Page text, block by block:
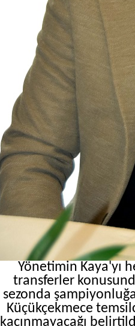
Yönetimin Kaya'yı
transferler
sezonda
Küçükçekmece
kaçınmayacağı